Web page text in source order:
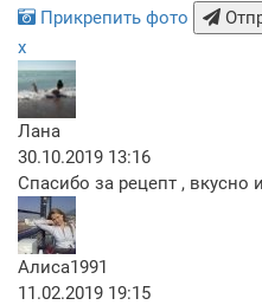
Прикрепить фото
x
Лана
30.10.2019 13:16
Спасибо за рецепт , вкусно
Алиса1991
11.02.2019 19:15